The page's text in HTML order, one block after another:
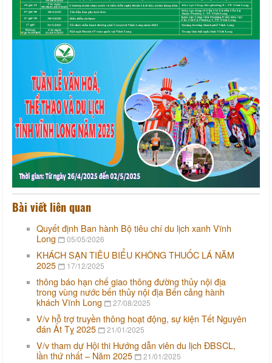
Bài viết liên quan
Quyết định Ban hành Bộ tiêu chí du lịch xanh Vĩnh
Long
05/05/2026
KHÁCH SẠN TIÊU BIỂU KHÔNG THUỐC LÁ NĂM
2025
17/12/2025
thông báo hạn chế giao thông đường thủy nội địa
trong vùng nước bến thủy nội địa Bến cảng hành
khách Vĩnh Long
27/08/2025
V/v hỗ trợ truyền thông hoạt động, sự kiện Tết Nguyên
đán Ất Tỵ 2025
21/01/2025
V/v tham dự Hội thi Hướng dẫn viên du lịch ĐBSCL,
lần thứ nhất – Năm 2025
21/01/2025